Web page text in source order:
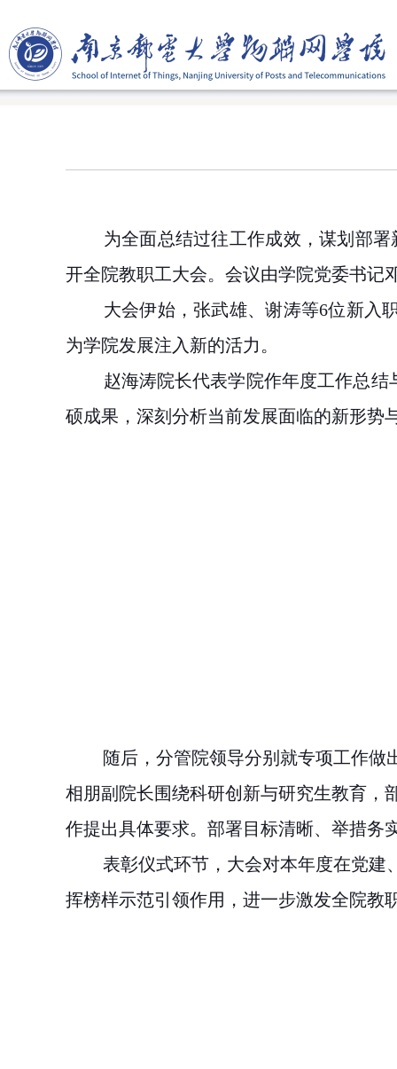
为全面总结过往工作成效，谋划部
开全院教职工大会。会议由学院党委书记
大会伊始，张武雄、谢涛等6位新入
为学院发展注入新的活力。
赵海涛院长代表学院作年度工作总
硕成果，深刻分析当前发展面临的新形势
随后，分管院领导分别就专项工作
相朋副院长围绕科研创新与研究生教育，
作提出具体要求。部署目标清晰、举措务
表彰仪式环节，大会对本年度在党建
挥榜样示范引领作用，进一步激发全院教